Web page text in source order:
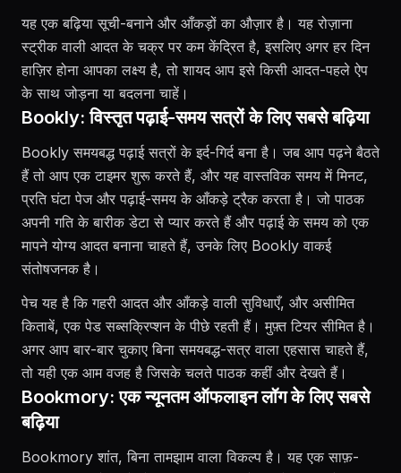
यह एक बढ़िया सूची-बनाने और आँकड़ों का औज़ार है। यह रोज़ाना
स्ट्रीक वाली आदत के चक्र पर कम केंद्रित है, इसलिए अगर हर दिन
हाज़िर होना आपका लक्ष्य है, तो शायद आप इसे किसी आदत-पहले ऐप
के साथ जोड़ना या बदलना चाहें।
Bookly: विस्तृत पढ़ाई-समय सत्रों के लिए सबसे बढ़िया
Bookly समयबद्ध पढ़ाई सत्रों के इर्द-गिर्द बना है। जब आप पढ़ने बैठते
हैं तो आप एक टाइमर शुरू करते हैं, और यह वास्तविक समय में मिनट,
प्रति घंटा पेज और पढ़ाई-समय के आँकड़े ट्रैक करता है। जो पाठक
अपनी गति के बारीक डेटा से प्यार करते हैं और पढ़ाई के समय को एक
मापने योग्य आदत बनाना चाहते हैं, उनके लिए Bookly वाकई
संतोषजनक है।
पेच यह है कि गहरी आदत और आँकड़े वाली सुविधाएँ, और असीमित
किताबें, एक पेड सब्सक्रिप्शन के पीछे रहती हैं। मुफ़्त टियर सीमित है।
अगर आप बार-बार चुकाए बिना समयबद्ध-सत्र वाला एहसास चाहते हैं,
तो यही एक आम वजह है जिसके चलते पाठक कहीं और देखते हैं।
Bookmory: एक न्यूनतम ऑफलाइन लॉग के लिए सबसे
बढ़िया
Bookmory शांत, बिना तामझाम वाला विकल्प है। यह एक साफ़-